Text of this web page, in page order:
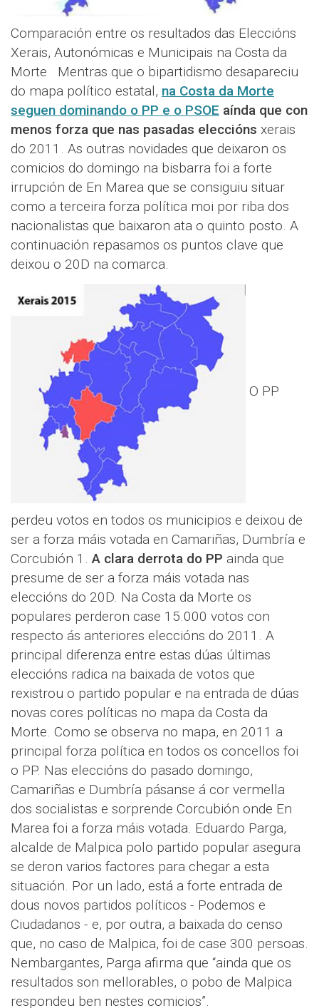
Comparación entre os resultados das Eleccións
Xerais, Autonómicas e Municipais na Costa da
Morte Mentras que o bipartidismo desapareciu
do mapa político estatal, na Costa da Morte
seguen dominando o PP e o PSOE aínda que con
menos forza que nas pasadas eleccións xerais
do 2011. As outras novidades que deixaron os
comicios do domingo na bisbarra foi a forte
irrupción de En Marea que se consiguiu situar
como a terceira forza política moi por riba dos
nacionalistas que baixaron ata o quinto posto. A
continuación repasamos os puntos clave que
deixou o 20D na comarca.
O PP
perdeu votos en todos os municipios e deixou de
ser a forza máis votada en Camariñas, Dumbría e
Corcubión 1. A clara derrota do PP ainda que
presume de ser a forza máis votada nas
eleccións do 20D. Na Costa da Morte os
populares perderon case 15.000 votos con
respecto ás anteriores eleccións do 2011. A
principal diferenza entre estas dúas últimas
eleccións radica na baixada de votos que
rexistrou o partido popular e na entrada de dúas
novas cores políticas no mapa da Costa da
Morte. Como se observa no mapa, en 2011 a
principal forza política en todos os concellos foi
o PP. Nas eleccións do pasado domingo,
Camariñas e Dumbría pásanse á cor vermella
dos socialistas e sorprende Corcubión onde En
Marea foi a forza máis votada. Eduardo Parga,
alcalde de Malpica polo partido popular asegura
se deron varios factores para chegar a esta
situación. Por un lado, está a forte entrada de
dous novos partidos políticos - Podemos e
Ciudadanos - e, por outra, a baixada do censo
que, no caso de Malpica, foi de case 300 persoas.
Nembargantes, Parga afirma que “ainda que os
resultados son mellorables, o pobo de Malpica
respondeu ben nestes comicios”.